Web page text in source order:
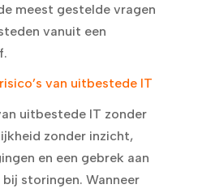
meest gestelde vragen
vanuit een
van uitbestede IT
uitbestede IT zonder
zonder inzicht,
en een gebrek aan
storingen. Wanneer